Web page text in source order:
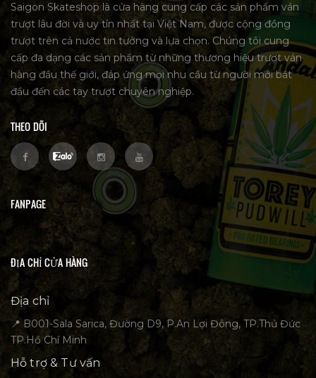
Saigon Skateshop là cửa hàng cung cấp các sản phẩm ván
trượt lâu đời và uy tín nhất tại Việt Nam, được cộng đồng
trượt trên cả nước tin tưởng và lựa chọn. Chúng tôi cung
cấp đa dạng các sản phẩm từ những thương hiệu trượt ván
hàng đầu thế giới, đáp ứng mọi nhu cầu từ người mới bắt
đầu đến các tay trượt chuyên nghiệp.
THEO DÕI
FANPAGE
ĐỊA CHỈ CỬA HÀNG
Địa chỉ
📍 B001-Sala Sarica, Đường D9, P.An Lợi Đông, TP.Thủ Đức
TP.Hồ Chí Minh
Hỗ trợ & Tư vấn